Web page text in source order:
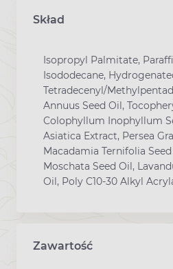
Skład
Isopropyl Palmitate,
Isododecane,
Tetradecenyl/
Annuus Seed Oil,
Colophyllum Inophyllum
Asiatica Extract, Persea
Macadamia Ternifolia Seed
Moschata Seed Oil,
Oil, Poly C10-30 Alkyl
Zawartość